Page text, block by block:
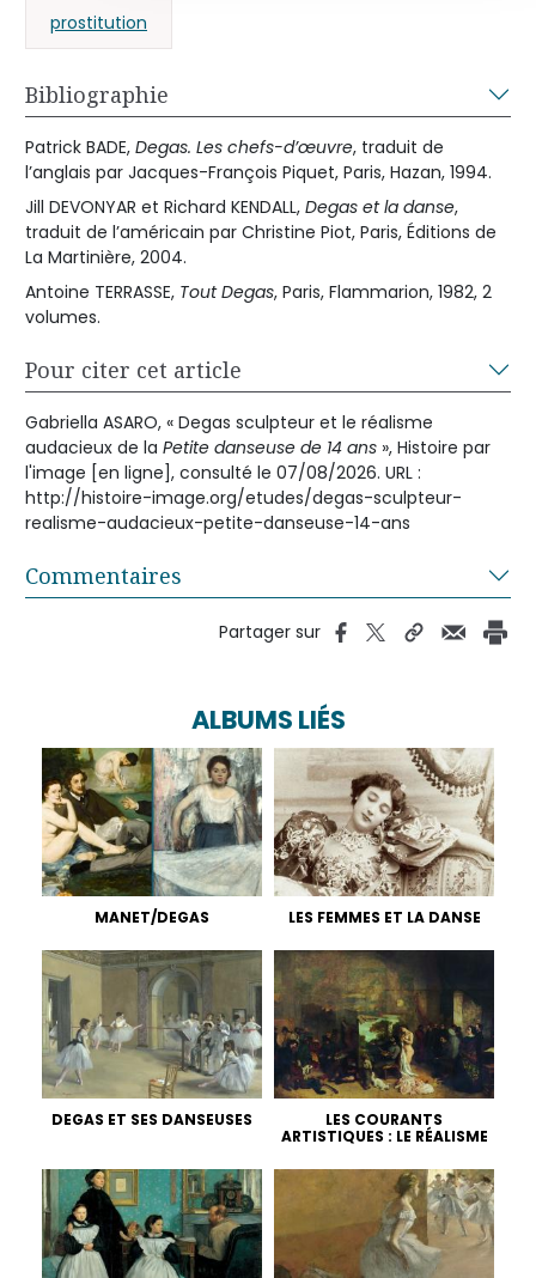
prostitution
Bibliographie
Patrick BADE, Degas. Les chefs-d’œuvre, traduit de
l’anglais par Jacques-François Piquet, Paris, Hazan, 1994.
Jill DEVONYAR et Richard KENDALL, Degas et la danse,
traduit de l’américain par Christine Piot, Paris, Éditions de
La Martinière, 2004.
Antoine TERRASSE, Tout Degas, Paris, Flammarion, 1982, 2
volumes.
Pour citer cet article
Gabriella ASARO, « Degas sculpteur et le réalisme
audacieux de la Petite danseuse de 14 ans », Histoire par
l'image [en ligne], consulté le 07/08/2026. URL :
http://histoire-image.org/etudes/degas-sculpteur-
realisme-audacieux-petite-danseuse-14-ans
Commentaires
Partager sur
ALBUMS LIÉS
MANET/DEGAS LES FEMMES ET LA DANSE
DEGAS ET SES DANSEUSES
LES COURANTS
ARTISTIQUES : LE RÉALISME